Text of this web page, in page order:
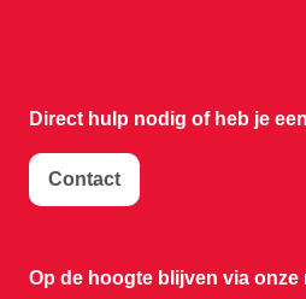
Direct hulp nodig ofheb je
Contact
Op de hoogte blijven via onze